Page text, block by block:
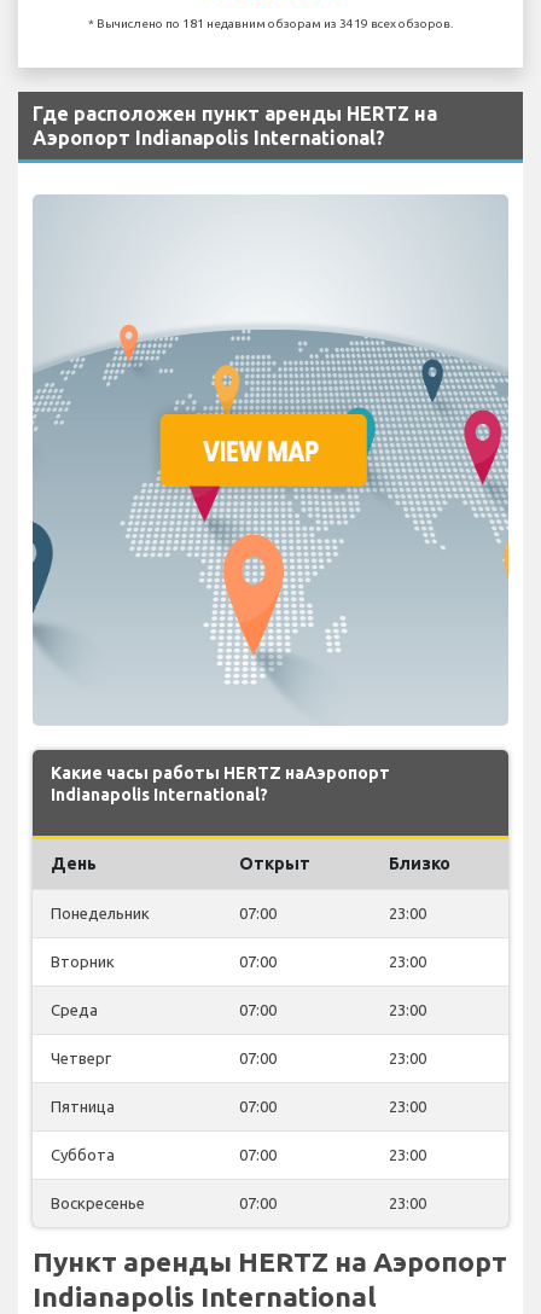
* Вычислено по 181 недавним обзорам из 3419 всех обзоров.
Где расположен пункт аренды HERTZ на
Аэропорт Indianapolis International?
Какие часы работы HERTZ наАэропорт
Indianapolis International?
День Открыт Близко
Понедельник 07:00 23:00
Вторник 07:00 23:00
Среда 07:00 23:00
Четверг 07:00 23:00
Пятница 07:00 23:00
Суббота 07:00 23:00
Воскресенье 07:00 23:00
Пункт аренды HERTZ на Аэропорт
Indianapolis International